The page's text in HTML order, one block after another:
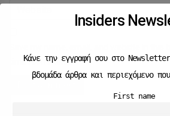
time I comment.
Insiders
Κάνε την εγγραφή σου στο
βδομάδα άρθρα και περιεχόμενο
First name